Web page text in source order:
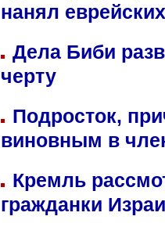
нанял
Дела Биби
черту
Подросток,
виновным в
Кремль
гражданки